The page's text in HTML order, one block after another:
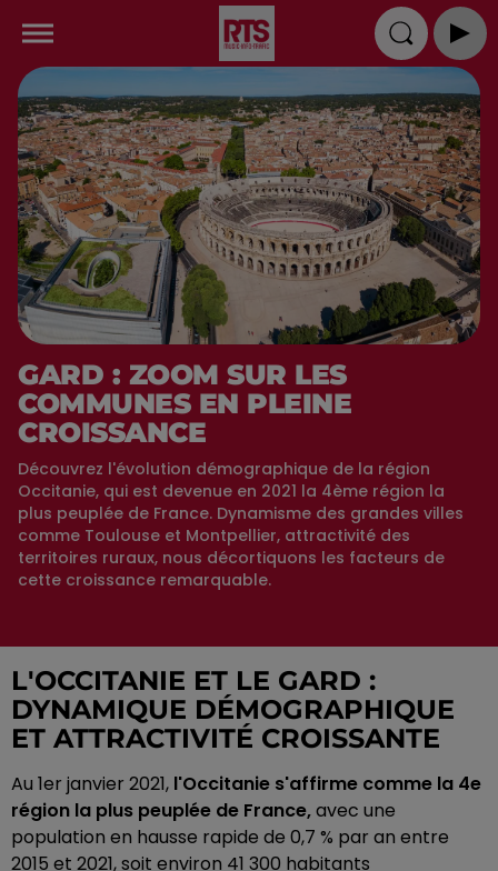
GARD : ZOOM SUR LES
COMMUNES EN PLEINE
CROISSANCE
Découvrez l'évolution démographique de la région
Occitanie, qui est devenue en 2021 la 4ème région la
plus peuplée de France. Dynamisme des grandes villes
comme Toulouse et Montpellier, attractivité des
territoires ruraux, nous décortiquons les facteurs de
cette croissance remarquable.
L'OCCITANIE ET LE GARD :
DYNAMIQUE DÉMOGRAPHIQUE
ET ATTRACTIVITÉ CROISSANTE
Au 1er janvier 2021, l'Occitanie s'affirme comme la 4e
région la plus peuplée de France,avec une
population en hausse rapide de 0,7 % par an entre
2015 et 2021, soit environ 41 300 habitants